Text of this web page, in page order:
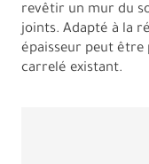
revêtir un mur du
joints. Adapté à la
épaisseur peut
carrelé existant.